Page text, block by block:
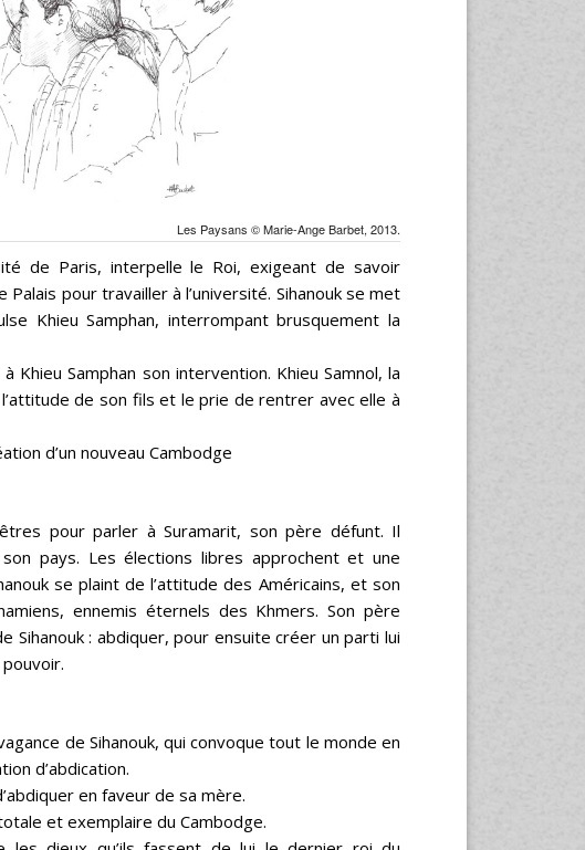
Les Paysans © Marie-Ange Barbet, 2013.
de Paris, interpelle le Roi, exigeant de savoir
pour travailler à l’université. Sihanouk se met
Khieu Samphan, interrompant brusquement la
Khieu Samphan son intervention. Khieu Samnol, la
de son fils et le prie de rentrer avec elle à
d’un nouveau Cambodge
pour parler à Suramarit, son père défunt. Il
pays. Les élections libres approchent et une
se plaint de l’attitude des Américains, et son
ennemis éternels des Khmers. Son père
: abdiquer, pour ensuite créer un parti lui
de Sihanouk, qui convoque tout le monde en
d’abdication.
en faveur de sa mère.
et exemplaire du Cambodge.